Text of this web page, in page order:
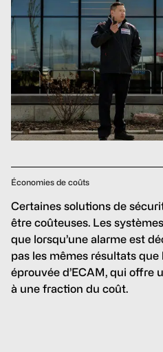
Économies de coûts
Certaines solutions de
être coûteuses. Les
que lorsqu’une alarme est
pas les mêmes résultats
éprouvée d’ECAM, qui offre
à une fraction du coût.